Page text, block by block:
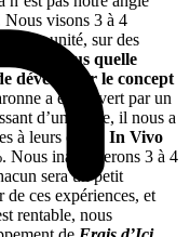
Nous visons 3 à 4
par unité, sur des
Sous quelle
développer le concept
a été ouvert par un
d’un pilote, il nous a
à leurs côtés, In Vivo
Nous inaugurerons 3 à 4
sera un petit
ces expériences, et
rentable, nous